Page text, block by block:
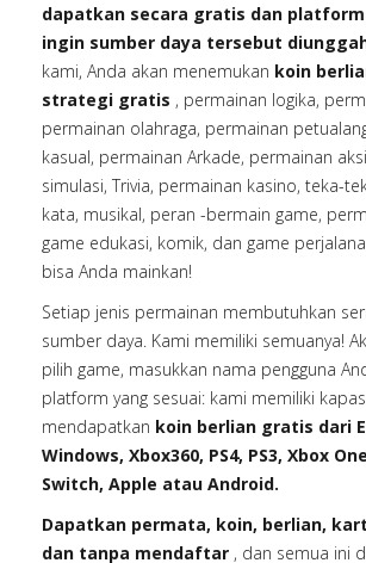
dapatkan secara gratis dan
ingin sumber daya tersebut
kami, Anda akan menemukan koin
strategi gratis , permainan logika,
permainan olahraga, permainan
kasual, permainan Arkade, permainan
simulasi, Trivia, permainan kasino, teka-
kata, musikal, peran -bermain game,
game edukasi, komik, dan game
bisa Anda mainkan!
Setiap jenis permainan membutuhkan
sumber daya. Kami memiliki semuanya!
pilih game, masukkan nama pengguna
platform yang sesuai: kami memiliki
mendapatkan koin berlian gratis dari
Windows, Xbox360, PS4, PS3, Xbox
Switch, Apple atau Android.
Dapatkan permata, koin, berlian,
dan tanpa mendaftar , dan semua ini